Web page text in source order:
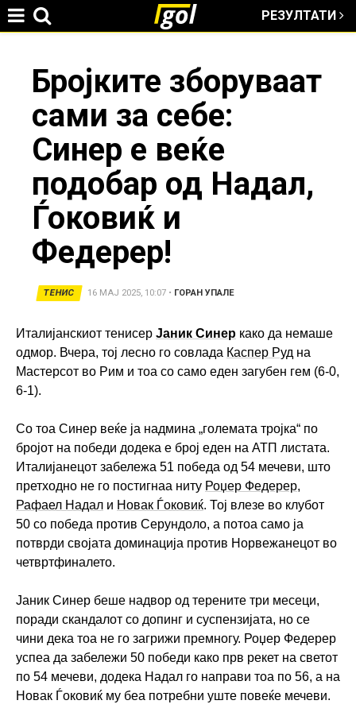
РЕЗУЛТАТИ
here
Бројките зборуваат
сами за себе:
Синер е веќе
подобар од Надал,
Ѓоковиќ и
Федерер!
ТЕНИС 16 МАЈ 2025, 10:07 • ГОРАН УПАЛЕ
Италијанскиот тенисер Јаник Синер како да немаше
одмор. Вчера, тој лесно го совлада Каспер Руд на
Мастерсот во Рим и тоа со само еден загубен гем (6-0,
6-1).
Со тоа Синер веќе ја надмина „големата тројка“ по
бројот на победи додека е број еден на АТП листата.
Италијанецот забележа 51 победа од 54 мечеви, што
претходно не го постигнаа ниту Роџер Федерер,
Рафаел Надал и Новак Ѓоковиќ. Тој влезе во клубот
50 со победа против Серундоло, а потоа само ја
потврди својата доминација против Норвежанецот во
четвртфиналето.
Јаник Синер беше надвор од терените три месеци,
поради скандалот со допинг и суспензијата, но се
чини дека тоа не го загрижи премногу. Роџер Федерер
успеа да забележи 50 победи како прв рекет на светот
по 54 мечеви, додека Надал го направи тоа по 56, а на
Новак Ѓоковиќ му беа потребни уште повеќе мечеви.